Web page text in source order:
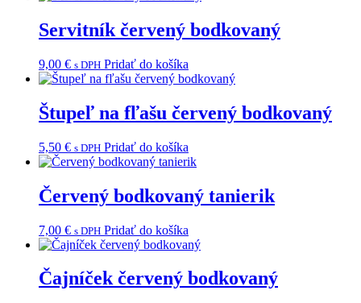
Servitník červený bodkovaný
9,00 € s DPH Pridať do košíka
Štupeľ na fľašu červený bodkovaný
5,50 € s DPH Pridať do košíka
Červený bodkovaný tanierik
7,00 € s DPH Pridať do košíka
Čajníček červený bodkovaný